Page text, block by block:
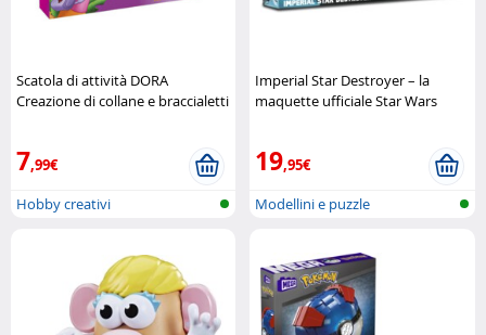
Scatola di attività DORA
Creazione di collane e braccialetti
7,99€
Hobby creativi
Imperial Star Destroyer – la
maquette ufficiale Star Wars
19,95€
Modellini e puzzle